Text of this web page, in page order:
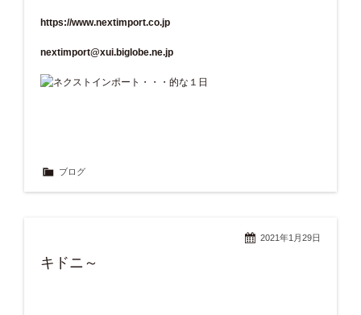
https://www.nextimport.co.jp
nextimport@xui.biglobe.ne.jp
ブログ
2021年1月29日
キドニ～